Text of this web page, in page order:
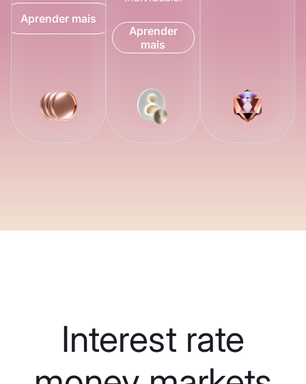
Aprender mais
Aprender
mais
Interest rate